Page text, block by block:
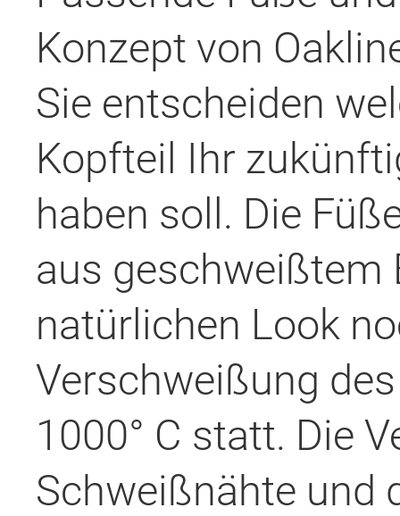
Konzept von
Sie entscheiden
Kopfteil Ihr
haben soll. Die
aus geschweißtem
natürlichen Look
Verschweißung
1000° C statt. Die
Schweißnähte und